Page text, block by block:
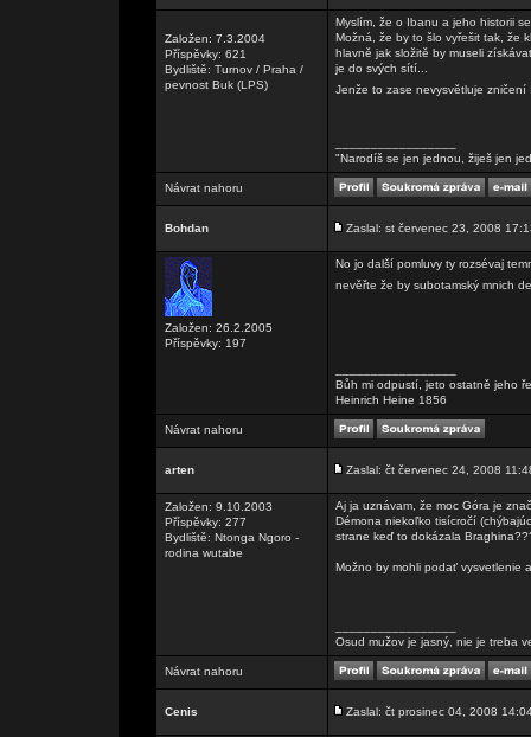
Založen: 7.3.2004
Příspěvky: 621
Bydliště: Turnov / Praha /
pevnost Buk (LPS)
Myslím, že o Ibanu a jeho historii
Možná, že by to šlo vyřešit tak, že
hlavně jak složitě by museli
je do svých sítí...
Jenže to zase nevysvětluje
"Narodíš se jen jednou, žiješ jen
Návrat nahoru
Bohdan Zaslal: st červenec 23, 2008
Založen: 26.2.2005
Příspěvky: 197
No jo další pomluvy ty rozsévaj
nevěřte že by subotamský mnich
Bůh mi odpustí, jeto ostatně jeho
Heinrich Heine 1856
Návrat nahoru
arten Zaslal: čt červenec 24, 2008
Založen: 9.10.2003
Příspěvky: 277
Bydliště: Ntonga Ngoro -
rodina wutabe
Aj ja uznávam, že moc Góra je
Démona niekoľko tisícročí
strane keď to dokázala
Možno by mohli podať vysvetlenie
Osud mužov je jasný, nie je treba
Návrat nahoru
Cenis Zaslal: čt prosinec 04, 2008